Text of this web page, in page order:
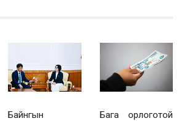
Байнгын
Бага орлоготой